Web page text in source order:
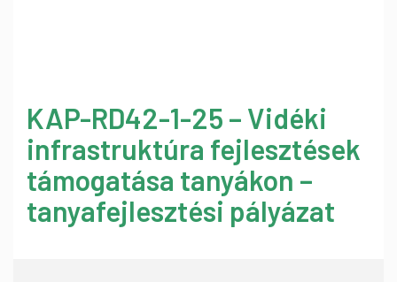
KAP-RD42-1-25 – Vidéki
infrastruktúra fejlesztések
támogatása tanyákon –
tanyafejlesztési pályázat